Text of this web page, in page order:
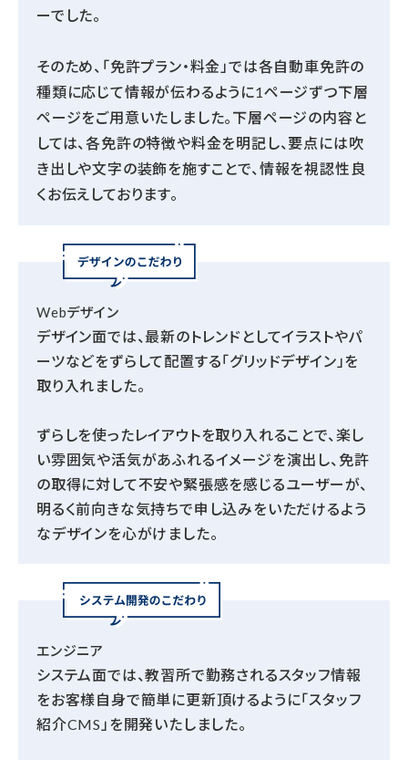
ーでした。
そのため、「免許プラン・料金」では各自動車免許の
種類に応じて情報が伝わるように1ページずつ下層
ページをご用意いたしました。下層ページの内容と
しては、各免許の特徴や料金を明記し、要点には吹
き出しや文字の装飾を施すことで、情報を視認性良
くお伝えしております。
Webデザイン
デザイン面では、最新のトレンドとしてイラストやパ
ーツなどをずらして配置する「グリッドデザイン」を
取り入れました。
ずらしを使ったレイアウトを取り入れることで、楽し
い雰囲気や活気があふれるイメージを演出し、免許
の取得に対して不安や緊張感を感じるユーザーが、
明るく前向きな気持ちで申し込みをいただけるよう
なデザインを心がけました。
エンジニア
システム面では、教習所で勤務されるスタッフ情報
をお客様自身で簡単に更新頂けるように「スタッフ
紹介CMS」を開発いたしました。